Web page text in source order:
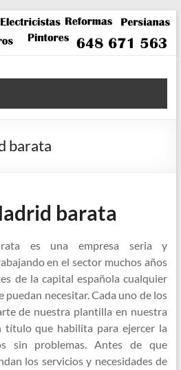
barata
barata
es una empresa seria y
en el sector muchos años
de la capital española cualquier
puedan necesitar. Cada uno de los
de nuestra plantilla en nuestra
título que habilita para ejercer la
sin problemas. Antes de que
los servicios y necesidades de